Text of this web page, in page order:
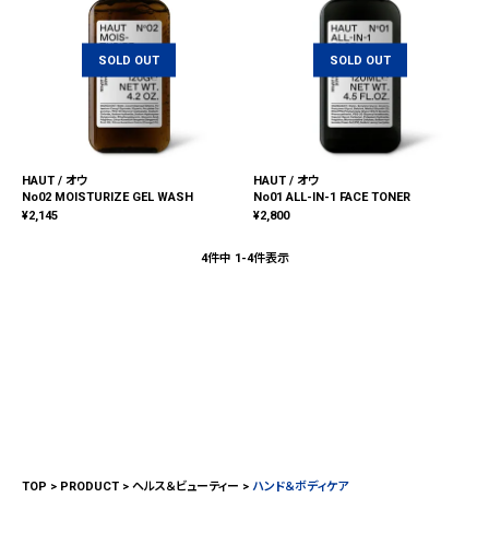
SOLD OUT
HAUT / オウ
No02 MOISTURIZE GEL WASH
¥2,145
SOLD OUT
HAUT / オウ
No01 ALL-IN-1 FACE TONER
¥2,800
4件中 1-4件表示
TOP PRODUCT ヘルス＆ビューティー ハンド＆ボディケア